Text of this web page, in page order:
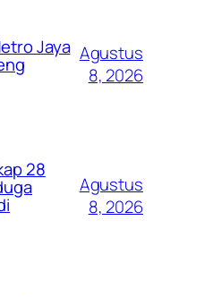
Jaya Agustus
8, 2026
28
Agustus
8, 2026